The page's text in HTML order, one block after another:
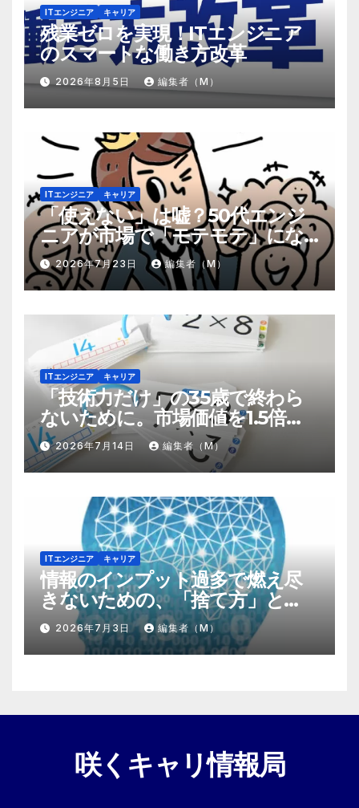
ITエンジニア キャリア
残業ゼロを実現！ITエンジニア
のスマートな働き方改革
2026年8月5日 編集者（M）
ITエンジニア キャリア
「使えない」は嘘？50代エンジ
ニアが市場で「モテモテ」にな
るための8個の強み
2026年7月23日 編集者（M）
ITエンジニア キャリア
「技術力だけ」の35歳で終わら
ないために。市場価値を1.5倍に
する『プラスα』の掛け算
2026年7月14日 編集者（M）
ITエンジニア キャリア
情報のインプット過多で燃え尽
きないための、「捨て方」と
「情報の絞り方」
2026年7月3日 編集者（M）
咲くキャリ情報局